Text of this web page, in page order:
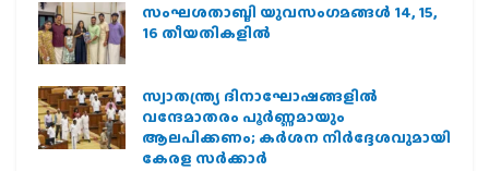
സംഘശതാബ്ദി യുവസംഗമങ്ങള്‍ 14, 15,
16 തീയതികളില്‍
സ്വാതന്ത്ര്യ ദിനാഘോഷങ്ങളിൽ
വന്ദേമാതരം പൂർണ്ണമായും
ആലപിക്കണം; കർശന നിർദ്ദേശവുമായി
കേരള സർക്കാർ